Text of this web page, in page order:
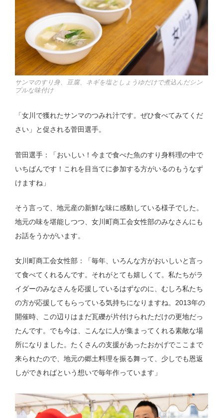
サンマのすり身、豆腐、ネギを塩としょうゆだけで煮込んだシン
プルな味付け
「女川で獲れたサンマのつみれ汁です。ぜひ食べてみてくだ
さい」と促される菅田選手。
菅田選手：「おいしい！今まで食べた魚のすり身料理の中で
いちばんです！これを目当てに参加する方がいるのもうなず
けますね」
そう言って、地元産の新鮮な味に感動している様子でした。
地元の味を堪能しつつ、女川町商工会女性部のみなさんにも
お話をうかがいます。
女川町商工会女性部：「毎年、いろんな方がおいしいと言っ
て食べてくれるんです。それがとても嬉しくて。私たちがラ
イダーのみなさんを応援しているはずなのに、むしろ私たち
の方が応援してもらっている気持ちになりますね。2013年の
開催時、この辺りはまだ瓦礫が片付けられただけの更地だっ
たんです。でも今は、こんなに人が集まってくれる素敵な場
所になりました。たくさんの支援があったおかげでここまで
来られたので、地元の郷土料理を振る舞って、少しでも恩返
しができればという想いで毎年作っています」